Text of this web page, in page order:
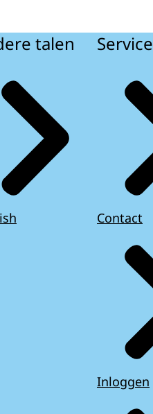
talen Service
Contact
Inloggen